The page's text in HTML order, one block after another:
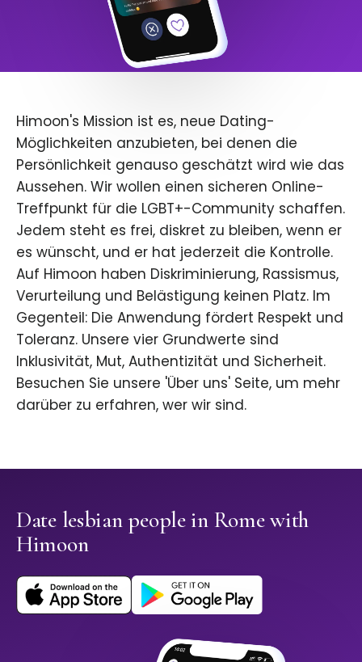
Himoon's Mission ist es, neue Dating-
Möglichkeiten anzubieten, bei denen die
Persönlichkeit genauso geschätzt wird wie das
Aussehen. Wir wollen einen sicheren Online-
Treffpunkt für die LGBT+-Community schaffen.
Jedem steht es frei, diskret zu bleiben, wenn er
es wünscht, und er hat jederzeit die Kontrolle.
Auf Himoon haben Diskriminierung, Rassismus,
Verurteilung und Belästigung keinen Platz. Im
Gegenteil: Die Anwendung fördert Respekt und
Toleranz. Unsere vier Grundwerte sind
Inklusivität, Mut, Authentizität und Sicherheit.
Besuchen Sie unsere 'Über uns' Seite, um mehr
darüber zu erfahren, wer wir sind.
Date lesbian people in Rome with
Himoon